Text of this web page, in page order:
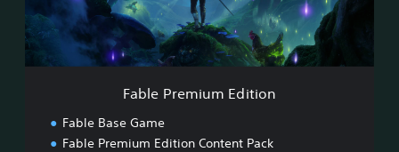
m
i
u
m
Fable Premium Edition
Fable Base Game
Fable Premium Edition Content Pack